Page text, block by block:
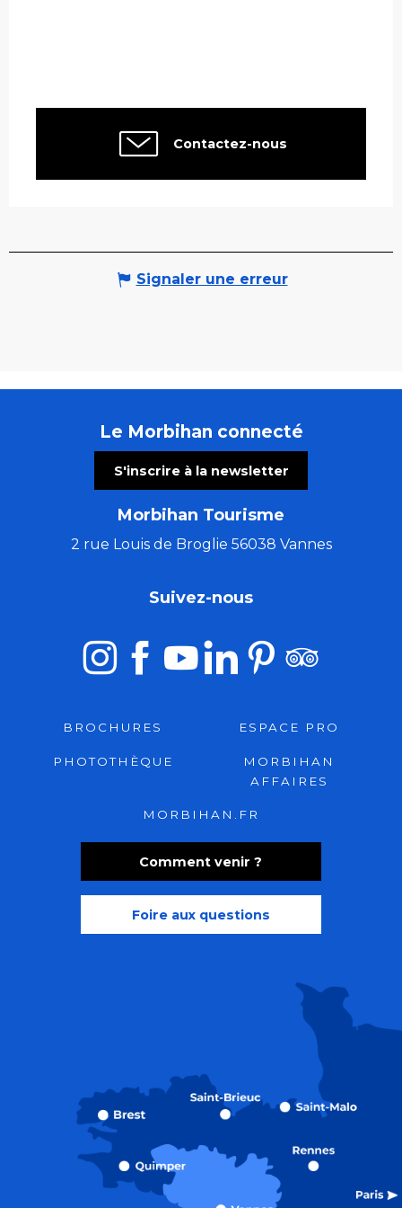
Contactez-nous
Signaler une erreur
Le Morbihan connecté
S'inscrire à la newsletter
Morbihan Tourisme
2 rue Louis de Broglie 56038 Vannes
Comment venir ?
Foire aux questions
Suivez-nous
BROCHURES ESPACE PRO
PHOTOTHÈQUE
MORBIHAN
AFFAIRES
MORBIHAN.FR